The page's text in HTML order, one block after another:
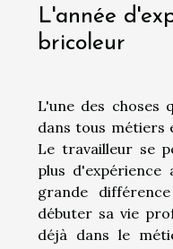
L'année
bricoleur
L'une des choses
dans tous métiers
Le travailleur se
plus
grande
débuter sa vie
déjà dans le